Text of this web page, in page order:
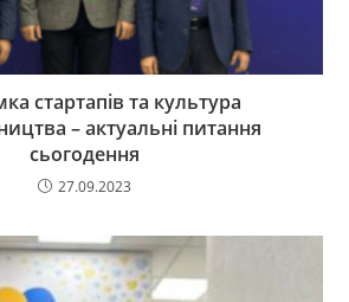
стартапів та культура
– актуальні питання
сьогодення
27.09.2023